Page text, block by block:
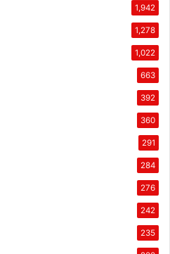
1,942
1,278
1,022
663
392
360
291
284
276
242
235